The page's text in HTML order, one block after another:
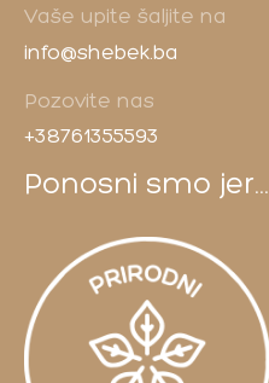
Vaše upite šaljite na
info@shebek.ba
Pozovite nas
+38761355593
Ponosni smo jer...